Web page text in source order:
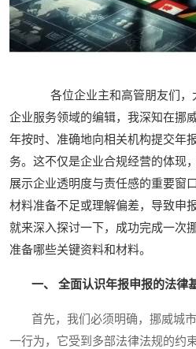
各位企业主和高管朋友们，
企业服务领域的编辑，我深知在挪
年按时、准确地向相关机构提交年
务。这不仅是企业合规经营的体现
展示企业透明度与责任感的重要窗
材料准备不足或理解偏差，导致申
就来深入探讨一下，成功完成一次
准备哪些关键资料和材料。
一、 全面认识年报申报的法律
首先，我们必须明确，挪威城市
一行为，它受到多部法律法规的约